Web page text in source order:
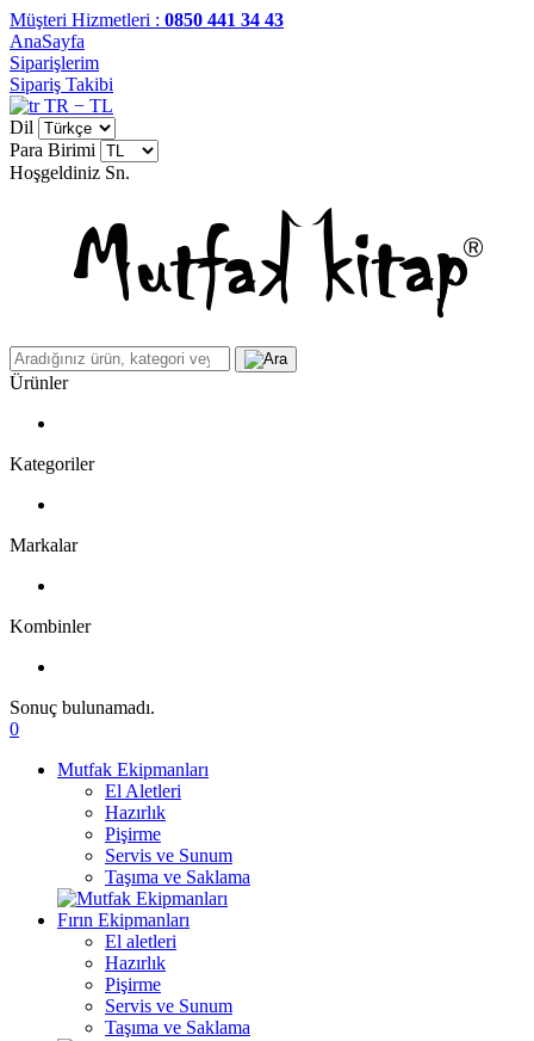
Müşteri Hizmetleri : 0850 441 34 43
AnaSayfa
Siparişlerim
Sipariş Takibi
TR − TL
Dil
Para Birimi
Hoşgeldiniz Sn.
Ürünler
Kategoriler
Markalar
Kombinler
Sonuç bulunamadı.
0
Mutfak Ekipmanları
El Aletleri
Hazırlık
Pişirme
Servis ve Sunum
Taşıma ve Saklama
Fırın Ekipmanları
El aletleri
Hazırlık
Pişirme
Servis ve Sunum
Taşıma ve Saklama